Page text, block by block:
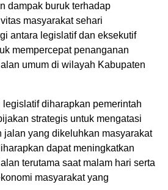
dampak buruk terhadap
masyarakat sehari
antara legislatif dan eksekutif
mempercepat penanganan
umum di wilayah Kabupaten
diharapkan pemerintah
strategis untuk mengatasi
jalan yang dikeluhkan masyarakat
dapat meningkatkan
terutama saat malam hari serta
masyarakat yang